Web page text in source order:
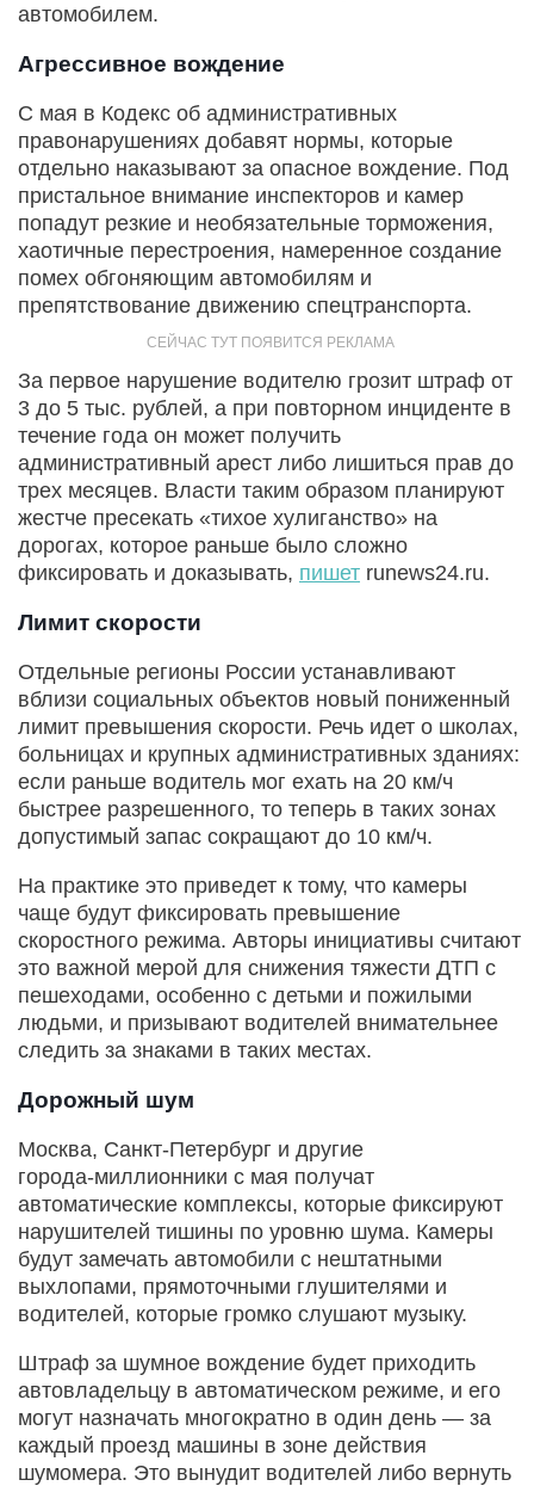
автомобилем.
Агрессивное вождение
С мая в Кодекс об административных
правонарушениях добавят нормы, которые
отдельно наказывают за опасное вождение. Под
пристальное внимание инспекторов и камер
попадут резкие и необязательные торможения,
хаотичные перестроения, намеренное создание
помех обгоняющим автомобилям и
препятствование движению спецтранспорта.
За первое нарушение водителю грозит штраф от
3 до 5 тыс. рублей, а при повторном инциденте в
течение года он может получить
административный арест либо лишиться прав до
трех месяцев. Власти таким образом планируют
жестче пресекать «тихое хулиганство» на
дорогах, которое раньше было сложно
фиксировать и доказывать, пишет runews24.ru.
Лимит скорости
Отдельные регионы России устанавливают
вблизи социальных объектов новый пониженный
лимит превышения скорости. Речь идет о школах,
больницах и крупных административных зданиях:
если раньше водитель мог ехать на 20 км/ч
быстрее разрешенного, то теперь в таких зонах
допустимый запас сокращают до 10 км/ч.
На практике это приведет к тому, что камеры
чаще будут фиксировать превышение
скоростного режима. Авторы инициативы считают
это важной мерой для снижения тяжести ДТП с
пешеходами, особенно с детьми и пожилыми
людьми, и призывают водителей внимательнее
следить за знаками в таких местах.
Дорожный шум
Москва, Санкт‑Петербург и другие
города‑миллионники с мая получат
автоматические комплексы, которые фиксируют
нарушителей тишины по уровню шума. Камеры
будут замечать автомобили с нештатными
выхлопами, прямоточными глушителями и
водителей, которые громко слушают музыку.
Штраф за шумное вождение будет приходить
автовладельцу в автоматическом режиме, и его
могут назначать многократно в один день — за
каждый проезд машины в зоне действия
шумомера. Это вынудит водителей либо вернуть